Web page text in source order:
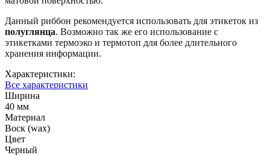
Данный риббон рекомендуется использовать для этикеток из
полуглянца. Возможно так же его использование с
этикетками термоэко и термотоп для более длительного
хранения информации.
Характеристики:
Все характеристики
Ширина
40 мм
Материал
Воск (wax)
Цвет
Черный